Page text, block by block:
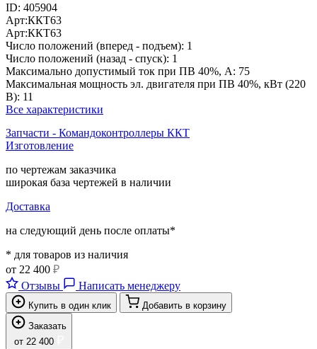
ID: 405904
Арт:ККТ63
Арт:ККТ63
Число положений (вперед - подъем): 1
Число положений (назад - спуск): 1
Максимально допустимый ток при ПВ 40%, А: 75
Максимальная мощность эл. двигателя при ПВ 40%, кВт (220
В): 11
Все характеристики
Запчасти - Командоконтроллеры ККТ
Изготовление
по чертежам заказчика
широкая база чертежей в наличии
Доставка
на следующий день после оплаты*
* для товаров из наличия
от 22 400 ₽
Отзывы
Написать менеджеру
Купить в один клик
Добавить в корзину
Заказать
от 22 400